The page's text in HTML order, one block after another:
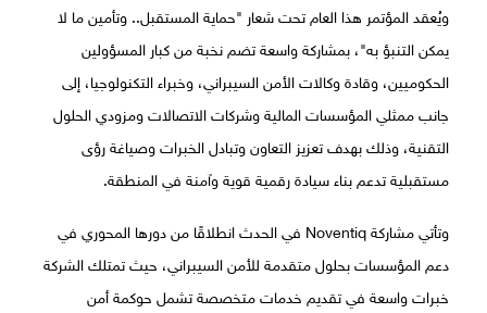
ويُعقد المؤتمر هذا العام تحت شعار "حماية المستقبل.. وتأمين ما لا
يمكن التنبؤ به"، بمشاركة واسعة تضم نخبة من كبار المسؤولين
الحكوميين، وقادة وكالات الأمن السيبراني، وخبراء التكنولوجيا، إلى
جانب ممثلي المؤسسات المالية وشركات الاتصالات ومزودي الحلول
التقنية، وذلك بهدف تعزيز التعاون وتبادل الخبرات وصياغة رؤى
مستقبلية تدعم بناء سيادة رقمية قوية وآمنة في المنطقة.
وتأتي مشاركة Noventiq في الحدث انطلاقًا من دورها المحوري في
دعم المؤسسات بحلول متقدمة للأمن السيبراني، حيث تمتلك الشركة
خبرات واسعة في تقديم خدمات متخصصة تشمل حوكمة أمن